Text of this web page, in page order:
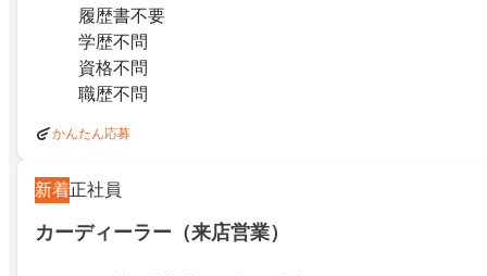
履歴書不要
学歴不問
資格不問
職歴不問
かんたん応募
新着正社員
カーディーラー（来店営業）